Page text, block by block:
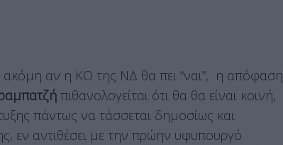
ακόμη αν η ΚΟ της ΝΔ θα πει “ναι”, η απόφαση
πιθανολογείται ότι θα θα είναι κοινή,
πάντως να τάσσεται δημοσίως και
εν αντιθέσει με την πρώην υφυπουργό